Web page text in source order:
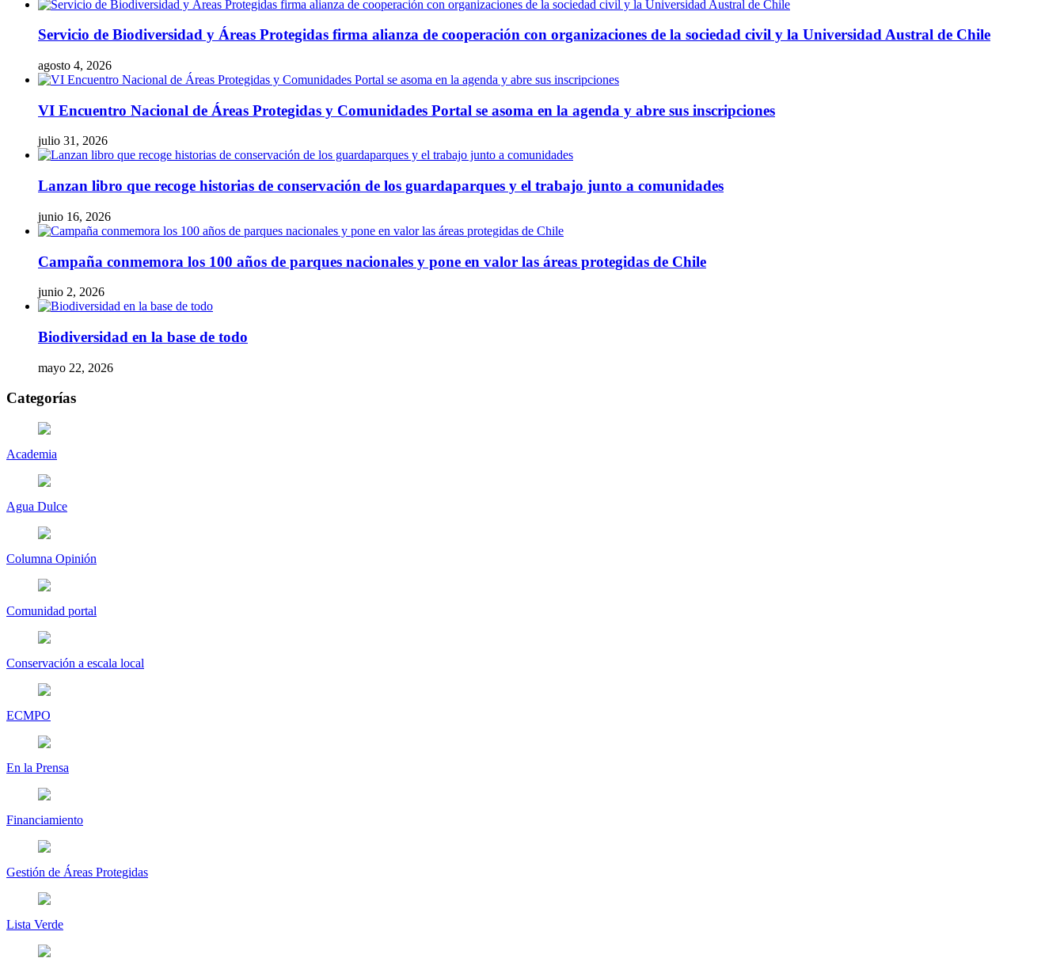
Servicio de Biodiversidad y Áreas Protegidas firma alianza de cooperación con organizaciones de la sociedad civil y la Universidad Austral de Chile
agosto 4, 2026
VI Encuentro Nacional de Áreas Protegidas y Comunidades Portal se asoma en la agenda y abre sus inscripciones
julio 31, 2026
Lanzan libro que recoge historias de conservación de los guardaparques y el trabajo junto a comunidades
junio 16, 2026
Campaña conmemora los 100 años de parques nacionales y pone en valor las áreas protegidas de Chile
junio 2, 2026
Biodiversidad en la base de todo
mayo 22, 2026
Categorías
Academia
Agua Dulce
Columna Opinión
Comunidad portal
Conservación a escala local
ECMPO
En la Prensa
Financiamiento
Gestión de Áreas Protegidas
Lista Verde